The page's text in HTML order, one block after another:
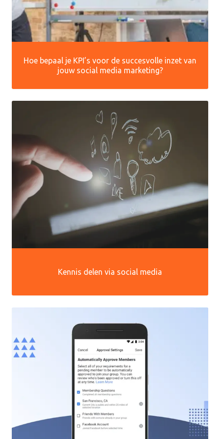
Hoe bepaal je KPI’s voor de succesvolle inzet van
jouw social media marketing?
Kennis delen via social media